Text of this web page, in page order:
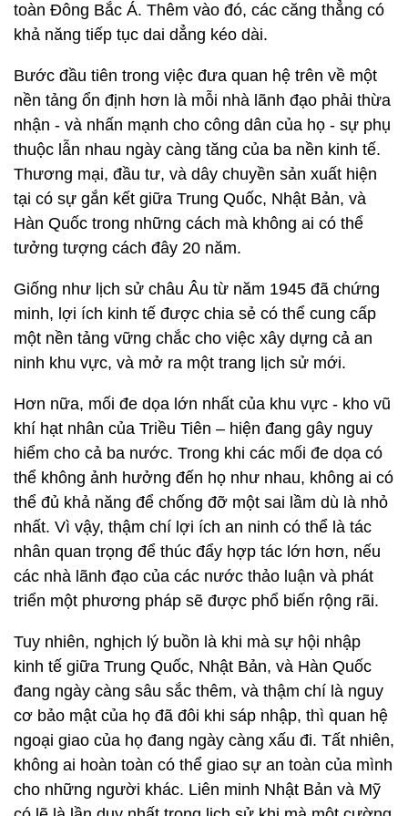
toàn Đông Bắc Á. Thêm vào đó, các căng thẳng có
khả năng tiếp tục dai dẳng kéo dài.
Bước đầu tiên trong việc đưa quan hệ trên về một
nền tảng ổn định hơn là mỗi nhà lãnh đạo phải thừa
nhận - và nhấn mạnh cho công dân của họ - sự phụ
thuộc lẫn nhau ngày càng tăng của ba nền kinh tế.
Thương mại, đầu tư, và dây chuyền sản xuất hiện
tại có sự gắn kết giữa Trung Quốc, Nhật Bản, và
Hàn Quốc trong những cách mà không ai có thể
tưởng tượng cách đây 20 năm.
Giống như lịch sử châu Âu từ năm 1945 đã chứng
minh, lợi ích kinh tế được chia sẻ có thể cung cấp
một nền tảng vững chắc cho việc xây dựng cả an
ninh khu vực, và mở ra một trang lịch sử mới.
Hơn nữa, mối đe dọa lớn nhất của khu vực - kho vũ
khí hạt nhân của Triều Tiên – hiện đang gây nguy
hiểm cho cả ba nước. Trong khi các mối đe dọa có
thể không ảnh hưởng đến họ như nhau, không ai có
thể đủ khả năng để chống đỡ một sai lầm dù là nhỏ
nhất. Vì vậy, thậm chí lợi ích an ninh có thể là tác
nhân quan trọng để thúc đẩy hợp tác lớn hơn, nếu
các nhà lãnh đạo của các nước thảo luận và phát
triển một phương pháp sẽ được phổ biến rộng rãi.
Tuy nhiên, nghịch lý buồn là khi mà sự hội nhập
kinh tế giữa Trung Quốc, Nhật Bản, và Hàn Quốc
đang ngày càng sâu sắc thêm, và thậm chí là nguy
cơ bảo mật của họ đã đôi khi sáp nhập, thì quan hệ
ngoại giao của họ đang ngày càng xấu đi. Tất nhiên,
không ai hoàn toàn có thể giao sự an toàn của mình
cho những người khác. Liên minh Nhật Bản và Mỹ